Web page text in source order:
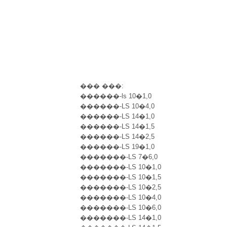
��� ���:
������-ls 10�1,0
������-LS 10�4,0
������-LS 14�1,0
������-LS 14�1,5
������-LS 14�2,5
������-LS 19�1,0
�������-LS 7�6,0
�������-LS 10�1,0
�������-LS 10�1,5
�������-LS 10�2,5
�������-LS 10�4,0
�������-LS 10�6,0
�������-LS 14�1,0